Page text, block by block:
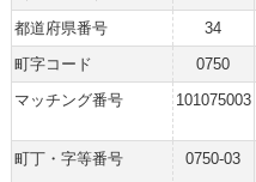
都道府県番号
34
町字コード
0750
マッチング番号
101075003
町丁・字等番号 0750-03